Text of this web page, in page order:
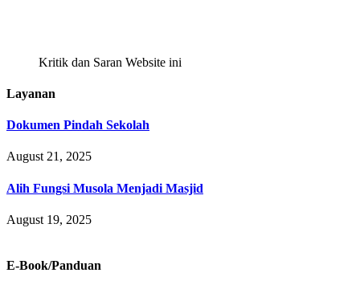
Kritik dan Saran Website ini
Layanan
Dokumen Pindah Sekolah
August 21, 2025
Alih Fungsi Musola Menjadi Masjid
August 19, 2025
E-Book/Panduan